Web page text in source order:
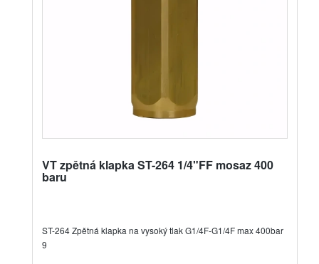
VT zpětná klapka ST-264 1/4"FF mosaz 400
baru
ST-264 Zpětná klapka na vysoký tlak G1/4F-G1/4F max 400bar
9